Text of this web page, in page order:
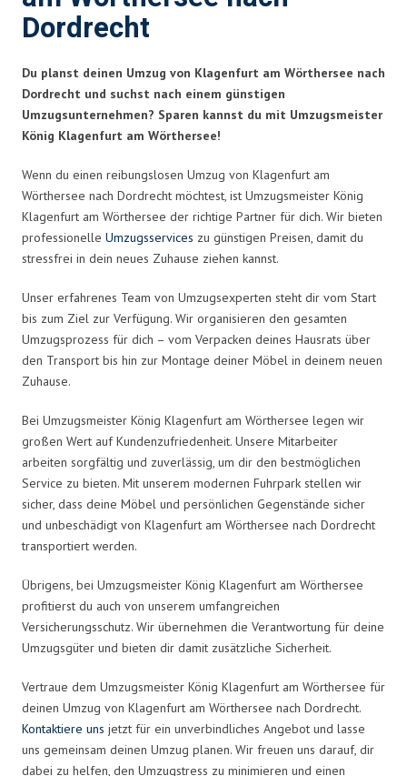
Dordrecht
Du planst deinen Umzug von Klagenfurt am Wörthersee nach
Dordrecht und suchst nach einem günstigen
Umzugsunternehmen? Sparen kannst du mit Umzugsmeister
König Klagenfurt am Wörthersee!
Wenn du einen reibungslosen Umzug von Klagenfurt am
Wörthersee nach Dordrecht möchtest, ist Umzugsmeister König
Klagenfurt am Wörthersee der richtige Partner für dich. Wir bieten
professionelle Umzugsservices zu günstigen Preisen, damit du
stressfrei in dein neues Zuhause ziehen kannst.
Unser erfahrenes Team von Umzugsexperten steht dir vom Start
bis zum Ziel zur Verfügung. Wir organisieren den gesamten
Umzugsprozess für dich – vom Verpacken deines Hausrats über
den Transport bis hin zur Montage deiner Möbel in deinem neuen
Zuhause.
Bei Umzugsmeister König Klagenfurt am Wörthersee legen wir
großen Wert auf Kundenzufriedenheit. Unsere Mitarbeiter
arbeiten sorgfältig und zuverlässig, um dir den bestmöglichen
Service zu bieten. Mit unserem modernen Fuhrpark stellen wir
sicher, dass deine Möbel und persönlichen Gegenstände sicher
und unbeschädigt von Klagenfurt am Wörthersee nach Dordrecht
transportiert werden.
Übrigens, bei Umzugsmeister König Klagenfurt am Wörthersee
profitierst du auch von unserem umfangreichen
Versicherungsschutz. Wir übernehmen die Verantwortung für deine
Umzugsgüter und bieten dir damit zusätzliche Sicherheit.
Vertraue dem Umzugsmeister König Klagenfurt am Wörthersee für
deinen Umzug von Klagenfurt am Wörthersee nach Dordrecht.
Kontaktiere uns jetzt für ein unverbindliches Angebot und lasse
uns gemeinsam deinen Umzug planen. Wir freuen uns darauf, dir
dabei zu helfen, den Umzugstress zu minimieren und einen